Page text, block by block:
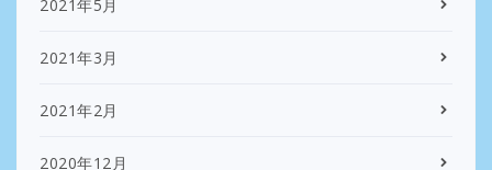
2021年5月
2021年3月
2021年2月
2020年12月